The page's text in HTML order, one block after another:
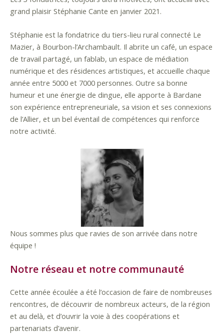
grand plaisir Stéphanie Cante en janvier 2021.
Stéphanie est la fondatrice du tiers-lieu rural connecté Le
Mazier, à Bourbon-l’Archambault. Il abrite un café, un espace
de travail partagé, un fablab, un espace de médiation
numérique et des résidences artistiques, et accueille chaque
année entre 5000 et 7000 personnes. Outre sa bonne
humeur et une énergie de dingue, elle apporte à Bardane
son expérience entrepreneuriale, sa vision et ses connexions
de l’Allier, et un bel éventail de compétences qui renforce
notre activité.
Nous sommes plus que ravies de son arrivée dans notre
équipe !
Notre réseau et notre communauté
Cette année écoulée a été l’occasion de faire de nombreuses
rencontres, de découvrir de nombreux acteurs, de la région
et au delà, et d’ouvrir la voie à des coopérations et
partenariats d’avenir.